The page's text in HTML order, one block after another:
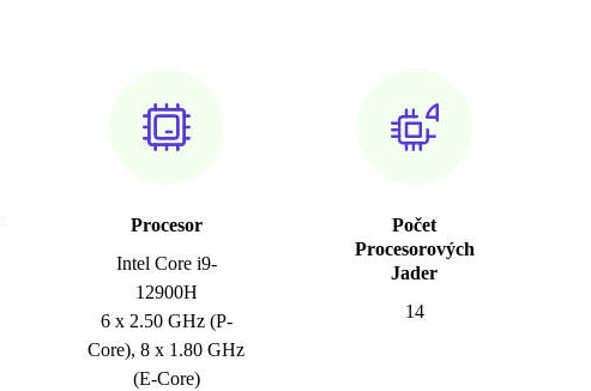
Procesor
Intel Core i9-
12900H
6 x 2.50 GHz (P-
Core), 8 x 1.80 GHz
(E-Core)
Počet
Procesorových
Jader
14